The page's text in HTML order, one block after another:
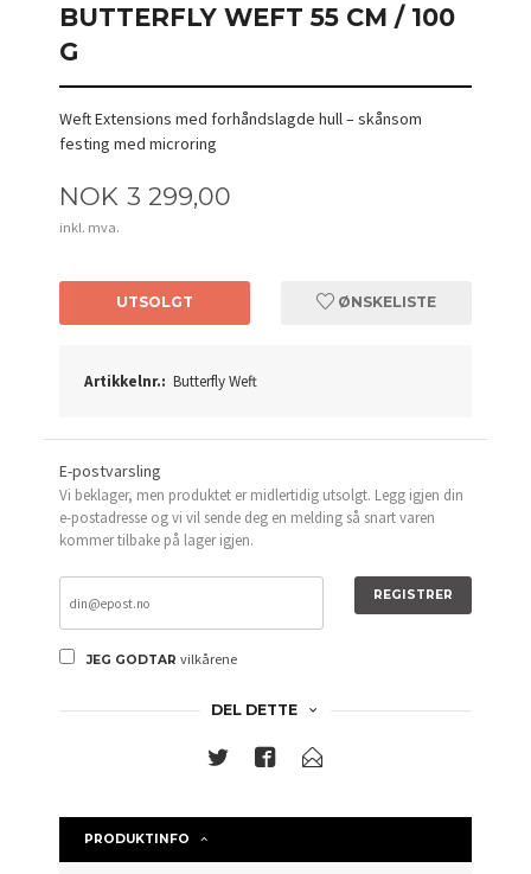
BUTTERFLY WEFT 55 CM / 100
G
Weft Extensions med forhåndslagde hull – skånsom
festing med microring
Pris
NOK 3 299,00
inkl. mva.
UTSOLGT ØNSKELISTE
Artikkelnr.: Butterfly Weft
E-postvarsling
Vi beklager, men produktet er midlertidig utsolgt. Legg igjen din
e-postadresse og vi vil sende deg en melding så snart varen
kommer tilbake på lager igjen.
JEG GODTAR vilkårene
REGISTRER
DEL DETTE
PRODUKTINFO